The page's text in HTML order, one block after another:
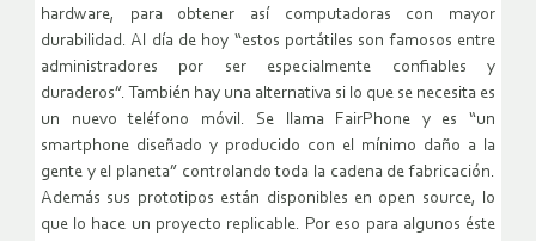
hardware, para obtener así computadoras con mayor
durabilidad. Al día de hoy “estos portátiles son famosos entre
administradores por ser especialmente confiables y
duraderos”. También hay una alternativa si lo que se necesita es
un nuevo teléfono móvil. Se llama FairPhone y es “un
smartphone diseñado y producido con el mínimo daño a la
gente y el planeta” controlando toda la cadena de fabricación.
Además sus prototipos están disponibles en open source, lo
que lo hace un proyecto replicable. Por eso para algunos éste